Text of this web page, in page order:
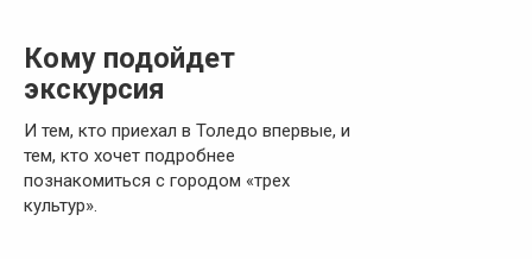
Кому подойдет
экскурсия
И тем, кто приехал в Толедо впервые, и
тем, кто хочет подробнее
познакомиться с городом «трех
культур».